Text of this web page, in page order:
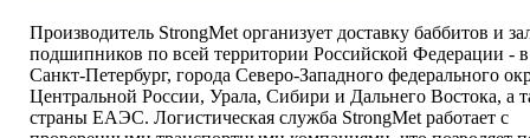
Производитель StrongMet организует доставку баббитов и
подшипников по всей территории Российской Федерации -
Санкт-Петербург, города Северо-Западного федерального
Центральной России, Урала, Сибири и Дальнего Востока, а
страны ЕАЭС. Логистическая служба StrongMet работает с